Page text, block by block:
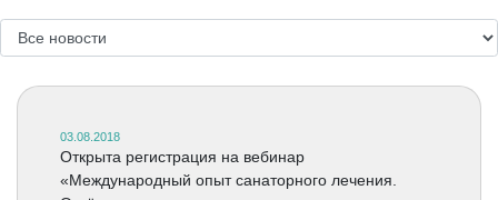
03.08.2018
Открыта регистрация на вебинар
«Международный опыт санаторного лечения.